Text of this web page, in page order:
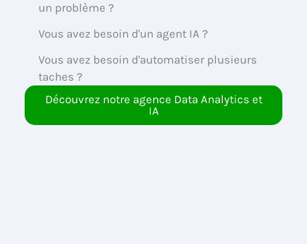
un problème ?
Vous avez besoin d'un agent IA ?
Vous avez besoin d'automatiser plusieurs
taches ?
Découvrez notre agence Data Analytics et
IA